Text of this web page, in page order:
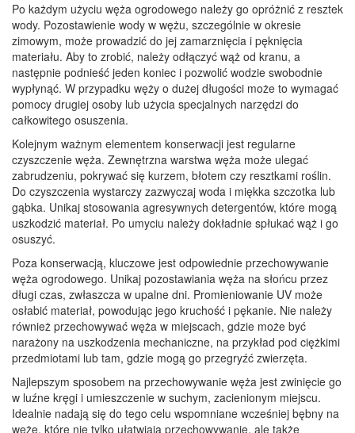
Po każdym użyciu węża ogrodowego należy go opróżnić z resztek
wody. Pozostawienie wody w wężu, szczególnie w okresie
zimowym, może prowadzić do jej zamarznięcia i pęknięcia
materiału. Aby to zrobić, należy odłączyć wąż od kranu, a
następnie podnieść jeden koniec i pozwolić wodzie swobodnie
wypłynąć. W przypadku węży o dużej długości może to wymagać
pomocy drugiej osoby lub użycia specjalnych narzędzi do
całkowitego osuszenia.
Kolejnym ważnym elementem konserwacji jest regularne
czyszczenie węża. Zewnętrzna warstwa węża może ulegać
zabrudzeniu, pokrywać się kurzem, błotem czy resztkami roślin.
Do czyszczenia wystarczy zazwyczaj woda i miękka szczotka lub
gąbka. Unikaj stosowania agresywnych detergentów, które mogą
uszkodzić materiał. Po umyciu należy dokładnie spłukać wąż i go
osuszyć.
Poza konserwacją, kluczowe jest odpowiednie przechowywanie
węża ogrodowego. Unikaj pozostawiania węża na słońcu przez
długi czas, zwłaszcza w upalne dni. Promieniowanie UV może
osłabić materiał, powodując jego kruchość i pękanie. Nie należy
również przechowywać węża w miejscach, gdzie może być
narażony na uszkodzenia mechaniczne, na przykład pod ciężkimi
przedmiotami lub tam, gdzie mogą go przegryźć zwierzęta.
Najlepszym sposobem na przechowywanie węża jest zwinięcie go
w luźne kręgi i umieszczenie w suchym, zacienionym miejscu.
Idealnie nadają się do tego celu wspomniane wcześniej bębny na
węże, które nie tylko ułatwiają przechowywanie, ale także